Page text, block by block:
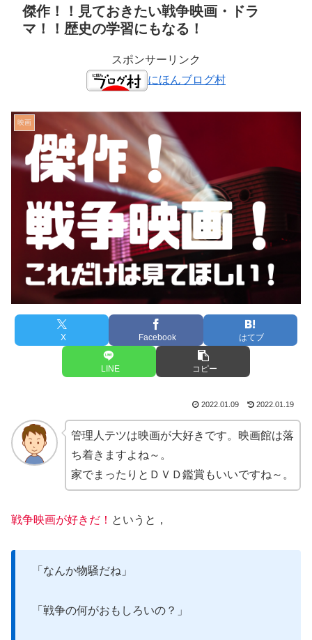
傑作！！見ておきたい戦争映画・ドラ
マ！！歴史の学習にもなる！
スポンサーリンク
にほんブログ村
映画
X Facebook はてブ
LINE コピー
2022.01.09 2022.01.19
管理人テツは映画が大好きです。映画館は落
ち着きますよね～。
家でまったりとＤＶＤ鑑賞もいいですね～。
戦争映画が好きだ！ というと，
「なんか物騒だね」
「戦争の何がおもしろいの？」